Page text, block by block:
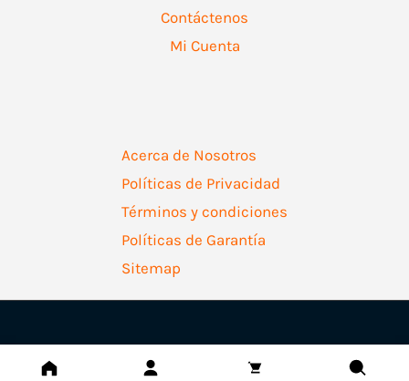
Contáctenos
Mi Cuenta
Acerca de Nosotros
Políticas de Privacidad
Términos y condiciones
Políticas de Garantía
Sitemap